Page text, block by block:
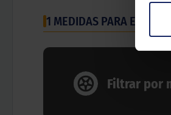
1 MEDIDAS PARA EL
Filtrar por